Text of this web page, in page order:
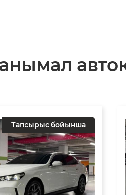
Тапсырыс бойынша